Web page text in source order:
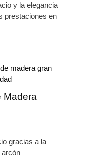
y la elegancia
prestaciones en
Madera
gracias a la